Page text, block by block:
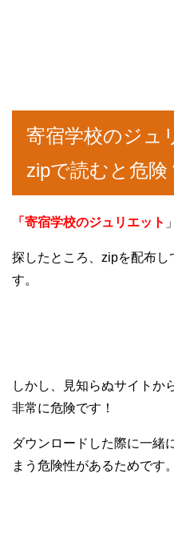
寄宿学校のジュ
zipで読むと危険
「寄宿学校のジュリエット
探したところ、zipを配布
す。
しかし、見知らぬサイトか
非常に危険です！
ダウンロードした際に一緒
まう危険性があるためです。